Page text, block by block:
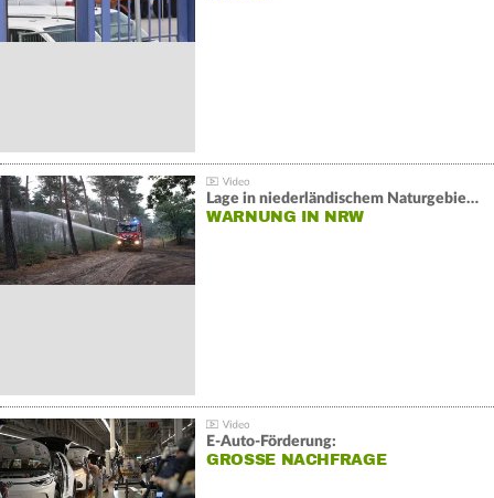
Lage in niederländischem Naturgebiet stabil
WARNUNG IN NRW
E-Auto-Förderung:
GROSSE NACHFRAGE